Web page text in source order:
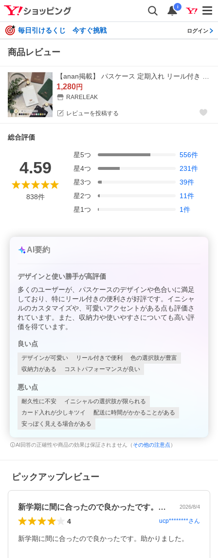
i
毎日引けるくじ 今すぐ挑戦 ログイン
商品レビュー
1,280円
RARELEAK
レビューを投稿する
総合評価
4.59
838件
星5つ 556件
星4つ 231件
星3つ 39件
星2つ 11件
星1つ 1件
AI要約
デザインと使い勝手が高評価
多くのユーザーが、パスケースのデザインや色合いに満足
しており、特にリール付きの便利さが好評です。イニシャ
ルのカスタマイズや、可愛いアクセントがある点も評価さ
れています。また、収納力や使いやすさについても高い評
価を得ています。
良い点
デザインが可愛い リール付きで便利
色の選択肢が豊富
収納力がある
コストパフォーマンスが良い
悪い点
耐久性に不安
イニシャルの選択肢が限られる
カード入れが少しキツイ
配送に時間がかかることがある
安っぽく見える場合がある
AI回答の正確性や商品の効果は保証されません（ その他の注意点 ）
ピックアップレビュー
新学期に間に合ったので良かったです。助… 2026/8/4
4 ucp********さん
新学期に間に合ったので良かったです。助かりました。